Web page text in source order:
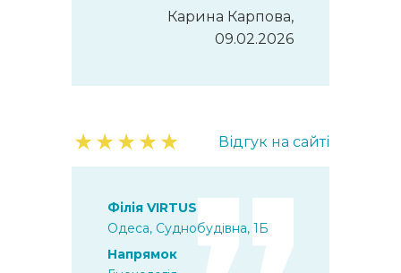
Карина Карпова,
09.02.2026
★★★★★ Відгук на сайті
Філія VIRTUS
Одеса, Суднобудівна, 1Б
Напрямок